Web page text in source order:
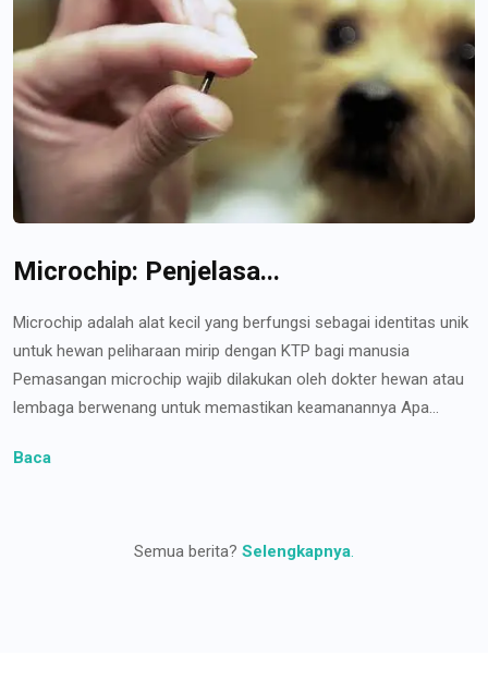
Microchip: Penjelasa...
Microchip adalah alat kecil yang berfungsi sebagai identitas unik
untuk hewan peliharaan mirip dengan KTP bagi manusia
Pemasangan microchip wajib dilakukan oleh dokter hewan atau
lembaga berwenang untuk memastikan keamanannya Apa...
Baca
Semua berita? Selengkapnya